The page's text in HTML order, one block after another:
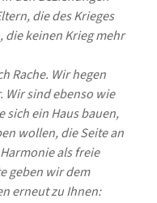
die des Krieges
die keinen Krieg mehr
Rache. Wir hegen
Wir sind ebenso wie
sich ein Haus bauen,
wollen, die Seite an
als freie
geben wir dem
erneut zu Ihnen: